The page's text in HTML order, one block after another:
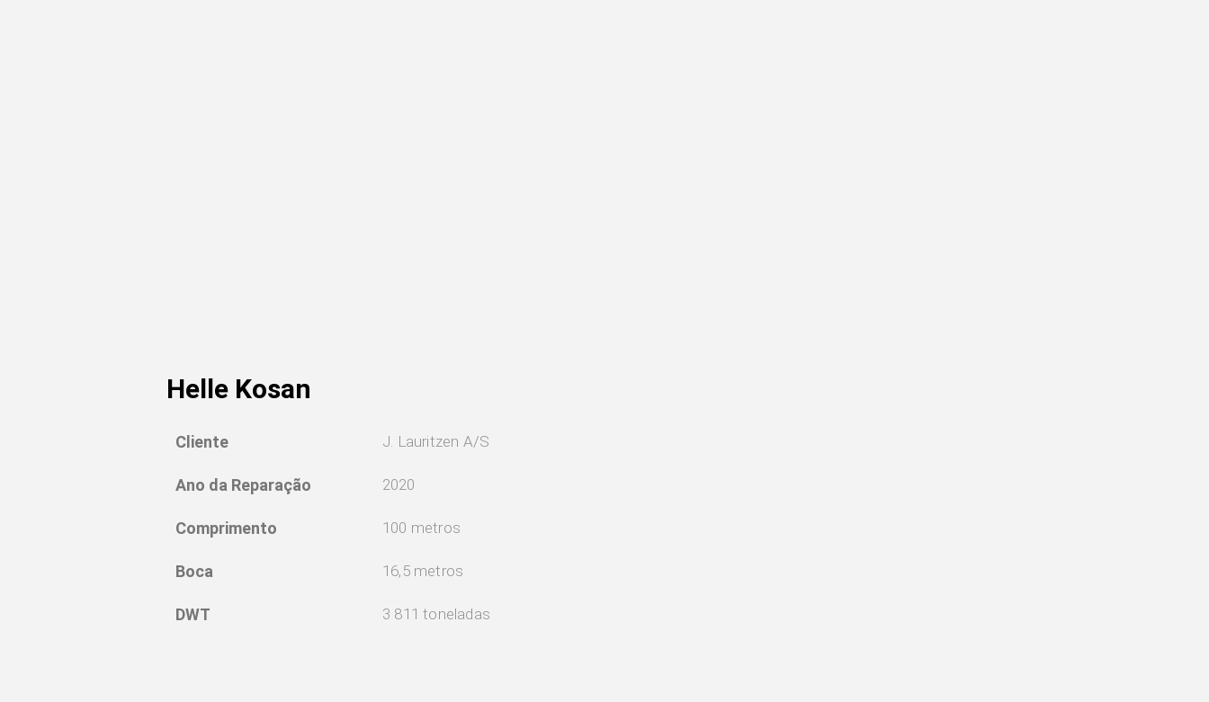
Helle Kosan
Cliente J. Lauritzen A/S
Ano da Reparação 2020
Comprimento 100 metros
Boca 16,5 metros
DWT 3 811 toneladas